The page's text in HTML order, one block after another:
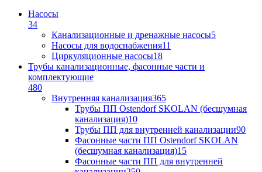
Насосы
34
Канализационные и дренажные насосы5
Насосы для водоснабжения11
Циркуляционные насосы18
Трубы канализационные, фасонные части и
комплектующие
480
Внутренняя канализация365
Трубы ПП Ostendorf SKOLAN (бесшумная
канализация)10
Трубы ПП для внутренней канализации90
Фасонные части ПП Ostendorf SKOLAN
(бесшумная канализация)15
Фасонные части ПП для внутренней